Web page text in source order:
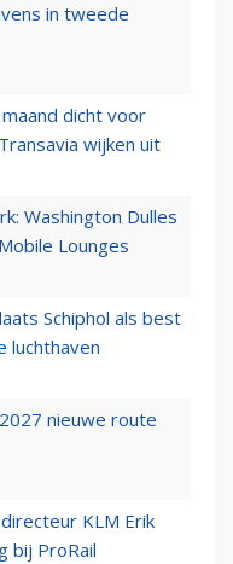
in tweede
dicht voor
wijken uit
Washington Dulles
Lounges
Schiphol als best
luchthaven
nieuwe route
KLM Erik
bij ProRail